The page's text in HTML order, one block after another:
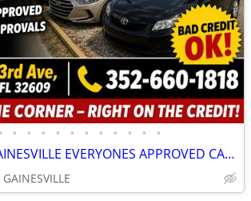
• • • • • • • • • • •
CREDIT CARS GAINESVILLE EVERYONES APPROVED CALL NOW
GAINESVILLE